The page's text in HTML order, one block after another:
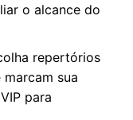
o alcance do
repertórios
marcam sua
para